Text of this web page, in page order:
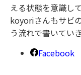
える状態を意識し
koyoriさんもサビ
う流れで書いてい
Facebook